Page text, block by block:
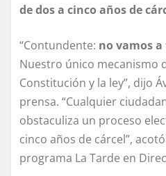
de dos a cinco años de
“Contundente: no vamos
Nuestro único mecanismo
Constitución y la ley”, dijo
prensa. “Cualquier
obstaculiza un proceso
cinco años de cárcel”,
programa La Tarde en